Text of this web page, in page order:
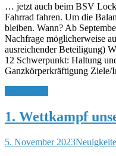
… jetzt auch beim BSV
Fahrrad fahren. Um die
bleiben. Wann? Ab
Nachfrage möglicherweise
ausreichender Beteiligung)
12 Schwerpunkt: Haltung
Ganzkörperkräftigung Ziele/
1. Wettkampf
5. November 2023